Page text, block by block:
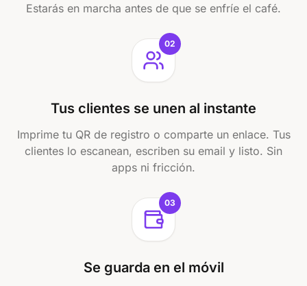
Estarás en marcha antes de que se enfríe el café.
02
Tus clientes se unen al instante
Imprime tu QR de registro o comparte un enlace. Tus
clientes lo escanean, escriben su email y listo. Sin
apps ni fricción.
03
Se guarda en el móvil